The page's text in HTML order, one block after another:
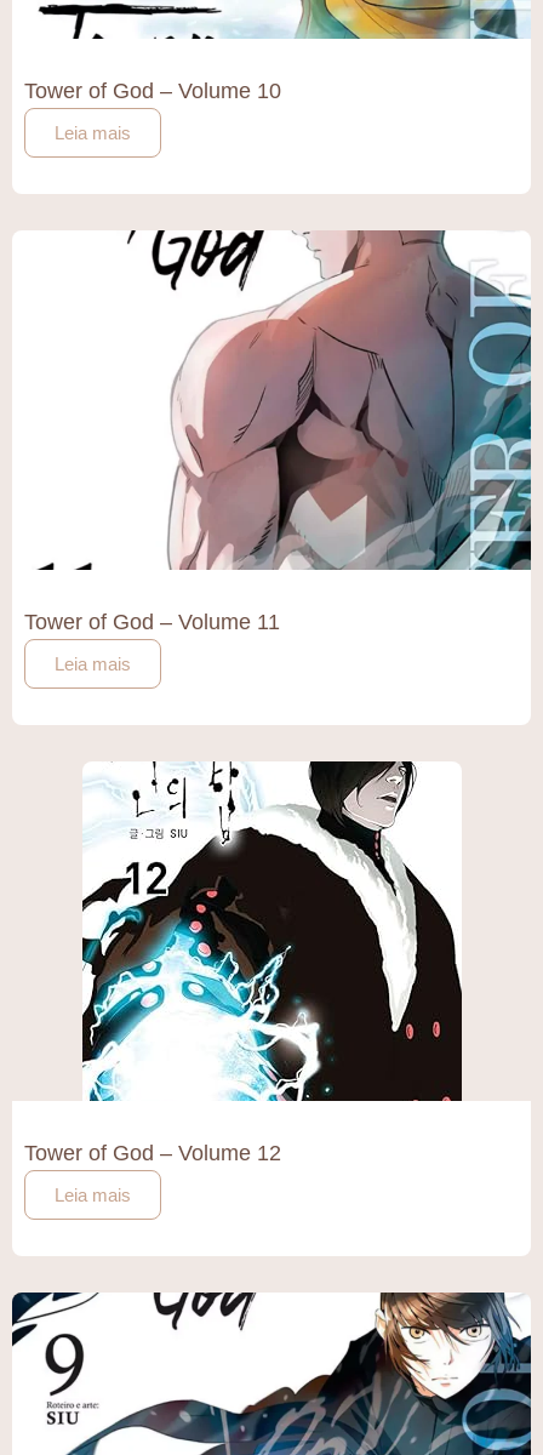
Tower of God – Volume 10
Leia mais
Tower of God – Volume 11
Leia mais
Tower of God – Volume 12
Leia mais